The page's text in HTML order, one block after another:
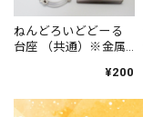
ねんどろいどどーる
台座 （共通）※金属
ない場合があります。
¥200